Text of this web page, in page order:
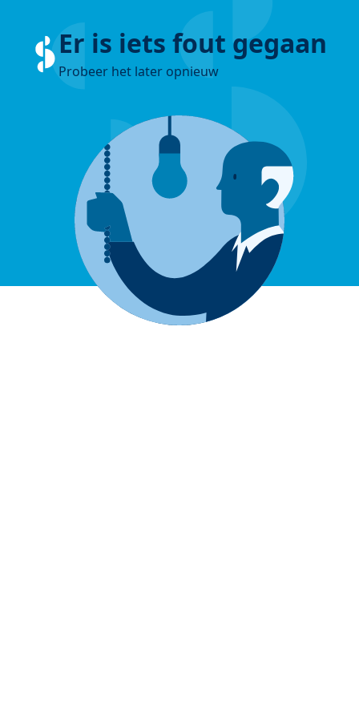
Er is iets fout gegaan
Probeer het later opnieuw